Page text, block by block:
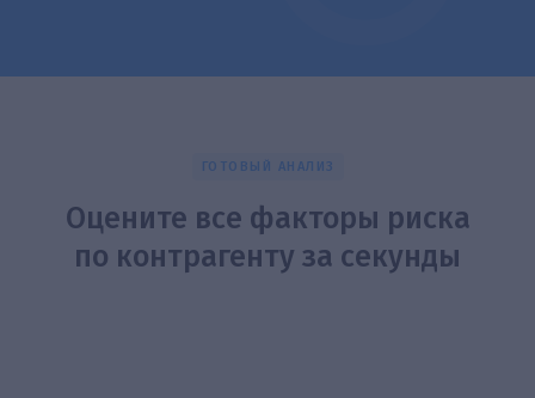
ГОТОВЫЙ АНАЛИЗ
Оцените все факторы риска
по контрагенту за секунды